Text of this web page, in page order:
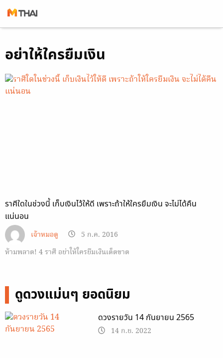
toอย่าให้ใครยืมเงิน
ราศีใดในช่วงนี้ เก็บเงินไว้ให้ดี เพราะถ้าให้ใครยืมเงิน จะไม่ได้คืน
แน่นอน
เจ้าหมอดู
5 ก.ค. 2016
ห้ามพลาด! 4 ราศี อย่าให้ใครยืมเงินเด็ดขาด
ดูดวงแม่นๆ ยอดนิยม
ดวงรายวัน 14 กันยายน 2565
14 ก.ย. 2022